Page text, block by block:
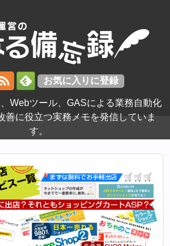
Webツール、GASによる業務自動化
善に役立つ実務メモを発信していま
す。